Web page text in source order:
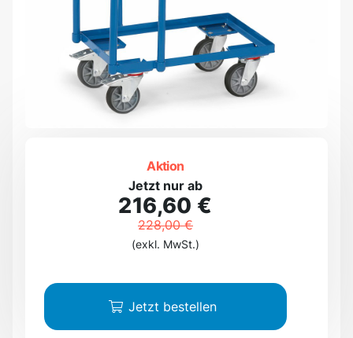
Aktion
Jetzt nur ab
216,60 €
228,00 €
(exkl. MwSt.)
Jetzt bestellen